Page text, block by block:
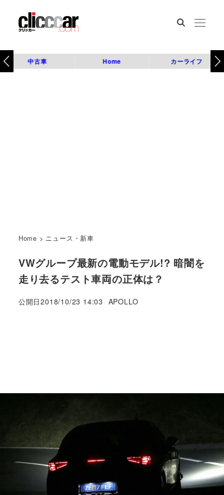
中古車 Home カーライフ
Home > ニュース・新車
VWグループ最新の電動モデル!? 暗闇を
走り去るテスト車両の正体は？
公開日2018/10/23 14:03
著
APOLLO